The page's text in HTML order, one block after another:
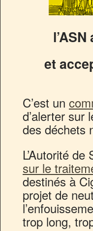
et
C’est un
d’alerter sur
des déchets
L’Autorité
sur le
destinés à
projet de
trop long,